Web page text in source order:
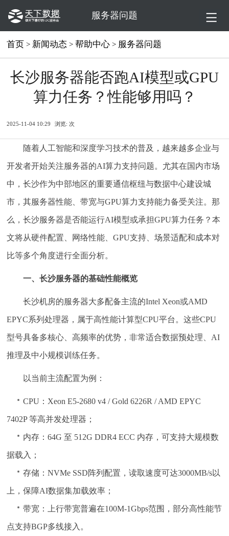
服务器问题
首页 > 新闻动态 >帮助中心 > 服务器问题
长沙服务器能否跑AI模型或GPU
算力任务？性能够用吗？
2025-11-04 10:29 浏览: 次
随着人工智能和深度学习技术的普及，越来越多企业与
开发者开始关注服务器的AI算力支持问题。尤其在国内市场
中，长沙作为中部地区的重要通信枢纽与数据中心建设城
市，其服务器性能、带宽与GPU算力支持能力备受关注。那
么，长沙服务器是否能运行AI模型或承担GPU算力任务？本
文将从硬件配置、网络性能、GPU支持、场景适配和成本对
比等多个角度进行全面分析。
一、长沙服务器的基础性能概览
长沙机房的服务器大多配备主流的Intel Xeon或AMD
EPYC系列处理器，属于高性能计算型CPU平台。这些CPU
型号具备多核心、高频率的优势，非常适合数据预处理、AI
推理及中小规模训练任务。
以当前主流配置为例：
CPU：Xeon E5-2680 v4 / Gold 6226R / AMD EPYC
7402P 等高并发处理器；
内存：64G 至 512G DDR4 ECC 内存，可支持大规模数
据载入；
存储：NVMe SSD阵列配置，读取速度可达3000MB/s以
上，保障AI数据集加载效率；
带宽：上行带宽普遍在100M-1Gbps范围，部分高性能节
点支持BGP多线接入。